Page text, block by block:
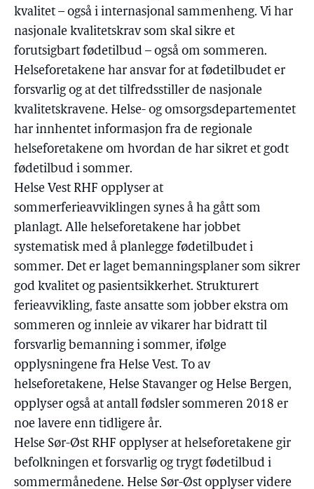
kvalitet – også i internasjonal sammenheng. Vi har
nasjonale kvalitetskrav som skal sikre et
forutsigbart fødetilbud – også om sommeren.
Helseforetakene har ansvar for at fødetilbudet er
forsvarlig og at det tilfredsstiller de nasjonale
kvalitetskravene. Helse- og omsorgsdepartementet
har innhentet informasjon fra de regionale
helseforetakene om hvordan de har sikret et godt
fødetilbud i sommer.
Helse Vest RHF opplyser at
sommerferieavviklingen synes å ha gått som
planlagt. Alle helseforetakene har jobbet
systematisk med å planlegge fødetilbudet i
sommer. Det er laget bemanningsplaner som sikrer
god kvalitet og pasientsikkerhet. Strukturert
ferieavvikling, faste ansatte som jobber ekstra om
sommeren og innleie av vikarer har bidratt til
forsvarlig bemanning i sommer, ifølge
opplysningene fra Helse Vest. To av
helseforetakene, Helse Stavanger og Helse Bergen,
opplyser også at antall fødsler sommeren 2018 er
noe lavere enn tidligere år.
Helse Sør-Øst RHF opplyser at helseforetakene gir
befolkningen et forsvarlig og trygt fødetilbud i
sommermånedene. Helse Sør-Øst opplyser videre